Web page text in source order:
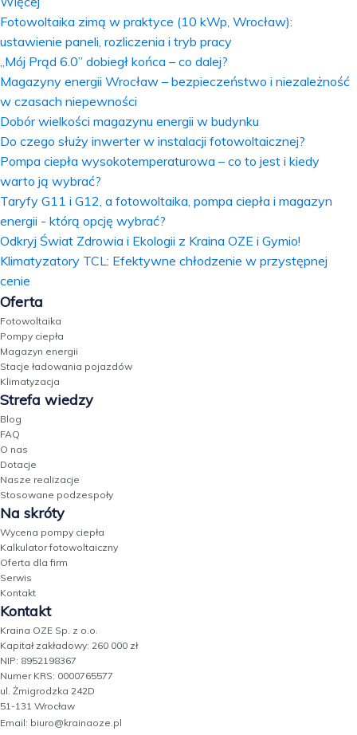
Fotowoltaika zimą w praktyce (10 kWp, Wrocław):
ustawienie paneli, rozliczenia i tryb pracy
„Mój Prąd 6.0” dobiegł końca – co dalej?
Magazyny energii Wrocław – bezpieczeństwo i niezależność
w czasach niepewności
Dobór wielkości magazynu energii w budynku
Do czego służy inwerter w instalacji fotowoltaicznej?
Pompa ciepła wysokotemperaturowa – co to jest i kiedy
warto ją wybrać?
Taryfy G11 i G12, a fotowoltaika, pompa ciepła i magazyn
energii - którą opcję wybrać?
Odkryj Świat Zdrowia i Ekologii z Kraina OZE i Gymio!
Klimatyzatory TCL: Efektywne chłodzenie w przystępnej
cenie
Oferta
Fotowoltaika
Pompy ciepła
Magazyn energii
Stacje ładowania pojazdów
Klimatyzacja
Strefa wiedzy
Blog
FAQ
O nas
Dotacje
Nasze realizacje
Stosowane podzespoły
Na skróty
Wycena pompy ciepła
Kalkulator fotowoltaiczny
Oferta dla firm
Serwis
Kontakt
Kontakt
Kraina OZE Sp. z o.o.
Kapitał zakładowy: 260 000 zł
NIP: 8952198367
Numer KRS: 0000765577
ul. Żmigrodzka 242D
51-131 Wrocław
Email: biuro@krainaoze.pl